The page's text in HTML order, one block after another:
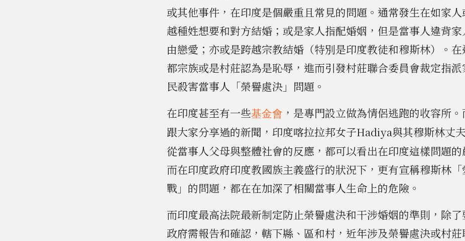
或其他事件，在印度是個嚴重且常見的問題。通常發生在如家
越種姓想要和對方結婚；或是家人指配婚姻，但是當事人違背家
由戀愛；亦或是跨越宗教結婚（特別是印度教徒和穆斯林）。
都宗族或是村莊認為是恥辱，進而引發村莊聯合委員會裁定指
民殺害當事人「榮譽處決」問題。
在印度甚至有一些基金會 ，是專門設立做為情侶逃跑的收容所
跟大家分享過的新聞，印度喀拉拉邦女子Hadiya與其穆斯林丈
從當事人父母與整體社會的反應，都可以看出在印度這樣問題的
而在印度政府印度教國族主義盛行的狀況下，更有宣稱穆斯林「
戰」的問題，都在在加深了相關當事人生命上的危險。
而印度最高法院最新制定防止榮譽處決和干涉婚姻的準則，除
政府需報告和確認，轄下縣、區和村，近年涉及榮譽處決或村莊